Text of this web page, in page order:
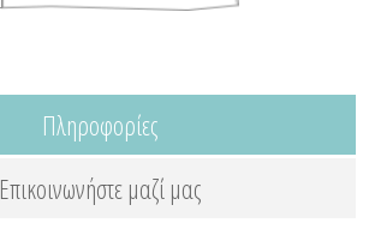
Πληροφορίες
Επικοινωνήστε μαζί μας